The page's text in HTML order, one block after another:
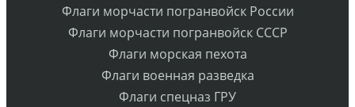
Флаги морчасти погранвойск России
Флаги морчасти погранвойск СССР
Флаги морская пехота
Флаги военная разведка
Флаги спецназ ГРУ